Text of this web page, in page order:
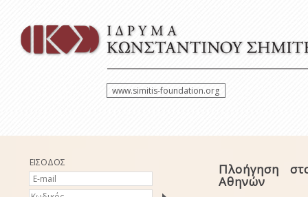
www.simitis-foundation.org
ΕΙΣΟΔΟΣ Πλοήγηση
Αθηνών